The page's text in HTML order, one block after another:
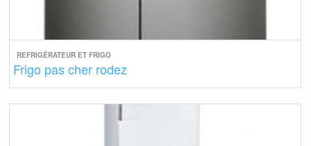
REFRIGÉRATEUR ET FRIGO
Frigo pas cher rodez